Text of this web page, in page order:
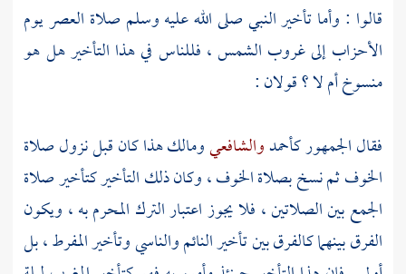
قالوا : وأما تأخير النبي صلى الله عليه وسلم صلاة العصر يوم
الأحزاب إلى غروب الشمس ، فللناس في هذا التأخير هل هو
منسوخ أم لا ؟ قولان :
فقال الجمهوركأحمدوالشافعيومالكهذا كان قبل نزول صلاة
الخوف ثم نسخ بصلاة الخوف ، وكان ذلك التأخير كتأخير صلاة
الجمع بين الصلاتين ، فلا يجوز اعتبار الترك المحرم به ، ويكون
الفرق بينهما كالفرق بين تأخير النائم والناسي وتأخير المفرط ، بل